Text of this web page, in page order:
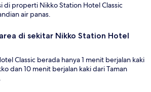
di properti Nikko Station Hotel Classic
air panas.
di sekitar Nikko Station Hotel
Classic berada hanya 1 menit berjalan kaki
dan 10 menit berjalan kaki dari Taman